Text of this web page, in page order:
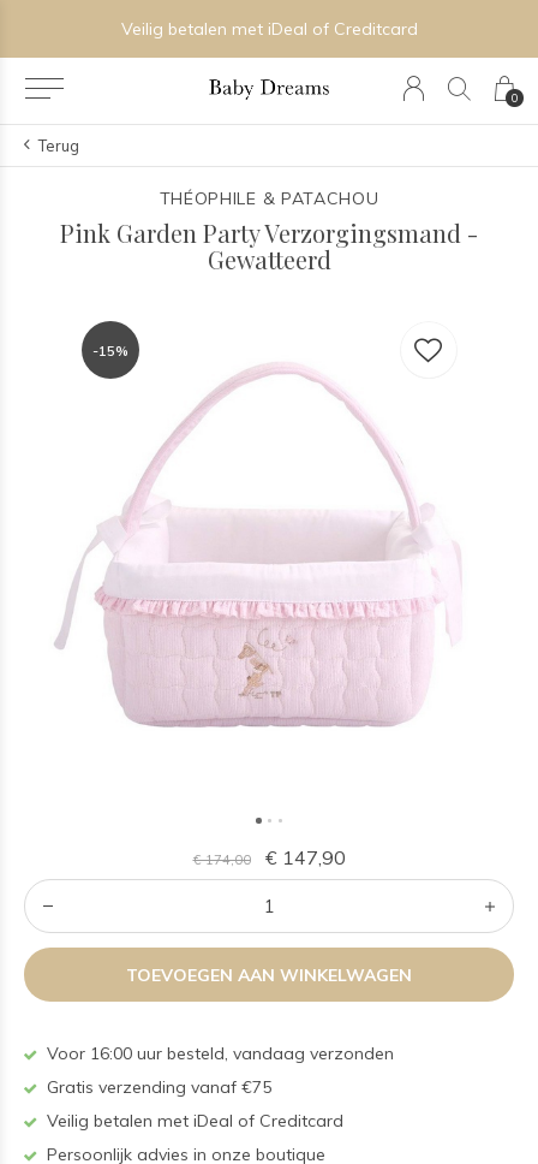
0
Veilig betalen met iDeal of Creditcard
Terug
THÉOPHILE & PATACHOU
Pink Garden Party Verzorgingsmand -
Gewatteerd
-15%
€ 174,00 € 147,90
TOEVOEGEN AAN WINKELWAGEN
Voor 16:00 uur besteld, vandaag verzonden
Gratis verzending vanaf €75
Veilig betalen met iDeal of Creditcard
Persoonlijk advies in onze boutique